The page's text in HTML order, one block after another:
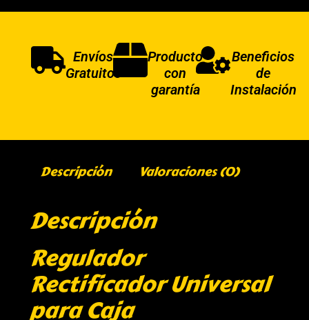
Envíos
Gratuitos
Producto
con
garantía
Beneficios
de
Instalación
Descripción Valoraciones (0)
Descripción
Regulador
Rectificador Universal
para Caja